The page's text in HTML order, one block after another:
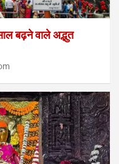
बढ़ने वाले अद्भुत